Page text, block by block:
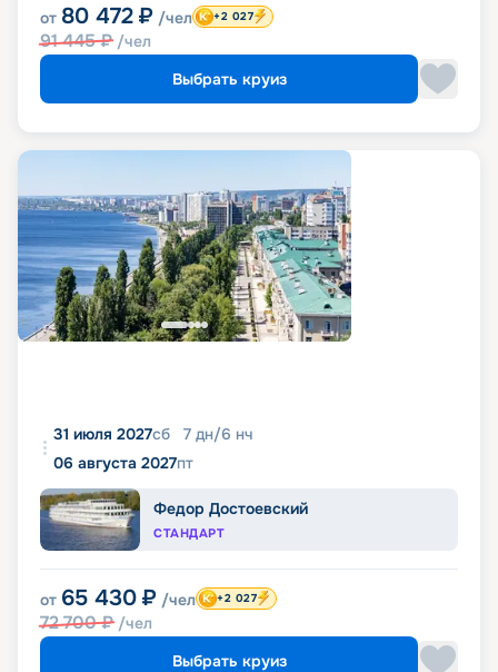
от 80 472 ₽ /чел
91 445₽ /чел
+2 027
Выбрать круиз
31 июля 2027сб 7 дн/6 нч
06 августа 2027пт
Федор Достоевский
СТАНДАРТ
от 65 430 ₽ /чел
72 700₽ /чел
+2 027
Выбрать круиз